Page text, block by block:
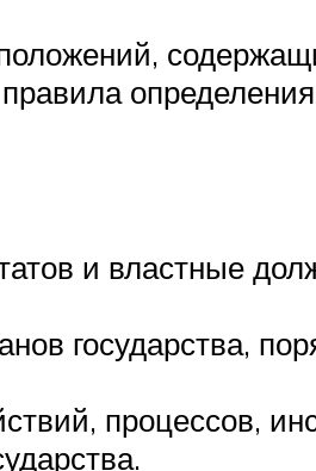
и властные
государства,
процессов,